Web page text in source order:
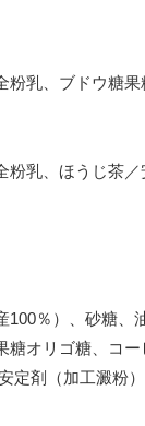
乳、ブドウ糖
乳、ほうじ茶／
％）、砂糖
オリゴ糖、コ
定剤（加工澱粉